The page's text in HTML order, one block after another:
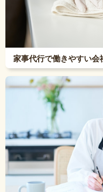
家事代行で働きやすい会